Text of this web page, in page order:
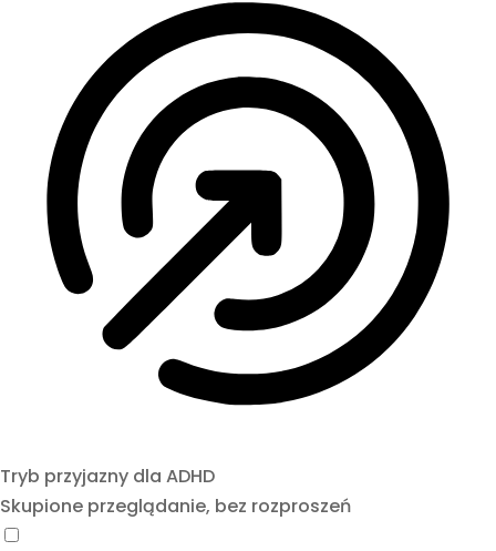
Tryb przyjazny dla ADHD
Skupione przeglądanie, bez rozproszeń